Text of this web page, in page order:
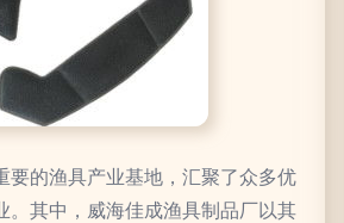
要的渔具产业基地，汇聚了众多优
。其中，威海佳成渔具制品厂以其